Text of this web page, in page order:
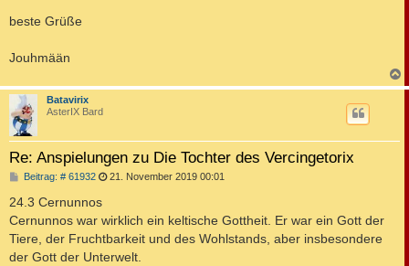
beste Grüße
Jouhmään
a
Batavirix
AsterIX Bard
Re: Anspielungen zu Die Tochter des Vercingetorix
Beitrag: # 61932B
i
r
a
g
21. November 2019 00:01
24.3 Cernunnos
Cernunnos war wirklich ein keltische Gottheit. Er war ein Gott der
Tiere, der Fruchtbarkeit und des Wohlstands, aber insbesondere
der Gott der Unterwelt.